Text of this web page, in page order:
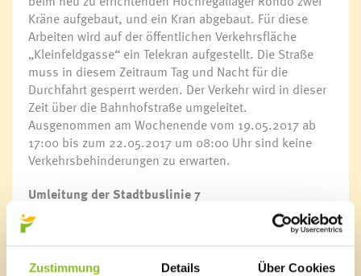
Zustimmung Details Über Cookies
Kräne aufgebaut, und ein Kran abgebaut. Für diese
Arbeiten wird auf der öffentlichen Verkehrsfläche
„Kleinfeldgasse“ ein Telekran aufgestellt. Die Straße
muss in diesem Zeitraum Tag und Nacht für die
Durchfahrt gesperrt werden. Der Verkehr wird in dieser
Zeit über die Bahnhofstraße umgeleitet.
Ausgenommen am Wochenende vom 19.05.2017 ab
17:00 bis zum 22.05.2017 um 08:00 Uhr sind keine
Verkehrsbehinderungen zu erwarten.
Umleitung der Stadtbuslinie 7
Aufgrund von Grabungsarbeiten und einer
Straßensperre in Fellengatter muss die Stadtbuslinie 7
von 8. Mai 2017 bis voraussichtlich 3. Juni 2017
umgeleitet werden.